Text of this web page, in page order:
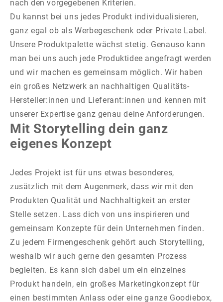
nach den vorgegebenen Kriterien.
Du kannst bei uns jedes Produkt individualisieren,
ganz egal ob als Werbegeschenk oder Private Label.
Unsere Produktpalette wächst stetig. Genauso kann
man bei uns auch jede Produktidee angefragt werden
und wir machen es gemeinsam möglich. Wir haben
ein großes Netzwerk an nachhaltigen Qualitäts-
Hersteller:innen und Lieferant:innen und kennen mit
unserer Expertise ganz genau deine Anforderungen.
Mit Storytelling dein ganz
eigenes Konzept
Jedes Projekt ist für uns etwas besonderes,
zusätzlich mit dem Augenmerk, dass wir mit den
Produkten Qualität und Nachhaltigkeit an erster
Stelle setzen. Lass dich von uns inspirieren und
gemeinsam Konzepte für dein Unternehmen finden.
Zu jedem Firmengeschenk gehört auch Storytelling,
weshalb wir auch gerne den gesamten Prozess
begleiten. Es kann sich dabei um ein einzelnes
Produkt handeln, ein großes Marketingkonzept für
einen bestimmten Anlass oder eine ganze Goodiebox,